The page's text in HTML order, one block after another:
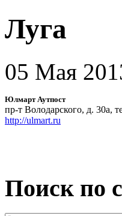
Луга
05 Мая
Юлмарт Аутпост
пр-т Володарского, д. 30а,
http://ulmart.ru
Поиск по